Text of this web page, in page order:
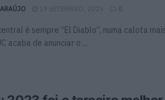
19 SETEMBRO, 2025 0
é sempre “El Diablo”, numa calota
acaba de anunciar o ...